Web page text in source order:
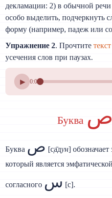
декламации: 2) в обычной речи
особо выделить, подчеркнуть
форму (например, падеж или
Упражнение 2. Прочтите
усечения слов при паузах.
▶ 0:00
Буква ص
Буква ص [с̣а̄дун]
который является
согласного س [с].